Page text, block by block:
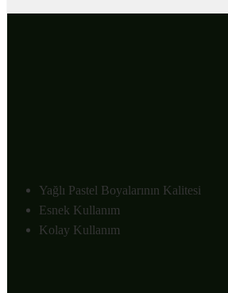
Yağlı Pastel Boyalarının Kalitesi
Esnek Kullanım
Kolay Kullanım